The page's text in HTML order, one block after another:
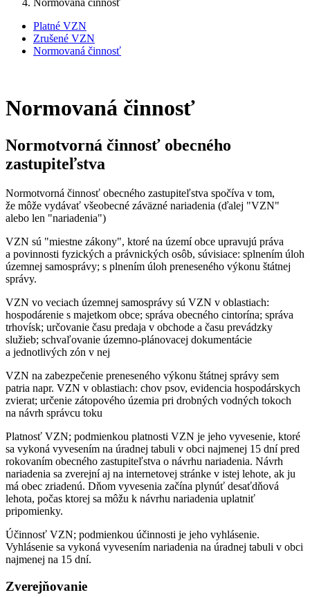
Normovaná činnosť
Platné VZN
Zrušené VZN
Normovaná činnosť
Normovaná činnosť
Normotvorná činnosť obecného
zastupiteľstva
Normotvorná činnosť obecného zastupiteľstva spočíva v tom,
že môže vydávať všeobecné záväzné nariadenia (ďalej "VZN"
alebo len "nariadenia")
VZN sú "miestne zákony", ktoré na území obce upravujú práva
a povinnosti fyzických a právnických osôb, súvisiace: splnením úloh
územnej samosprávy; s plnením úloh preneseného výkonu štátnej
správy.
VZN vo veciach územnej samosprávy sú VZN v oblastiach:
hospodárenie s majetkom obce; správa obecného cintorína; správa
trhovísk; určovanie času predaja v obchode a času prevádzky
služieb; schvaľovanie územno-plánovacej dokumentácie
a jednotlivých zón v nej
VZN na zabezpečenie preneseného výkonu štátnej správy sem
patria napr. VZN v oblastiach: chov psov, evidencia hospodárskych
zvierat; určenie zátopového územia pri drobných vodných tokoch
na návrh správcu toku
Platnosť VZN; podmienkou platnosti VZN je jeho vyvesenie, ktoré
sa vykoná vyvesením na úradnej tabuli v obci najmenej 15 dní pred
rokovaním obecného zastupiteľstva o návrhu nariadenia. Návrh
nariadenia sa zverejní aj na internetovej stránke v istej lehote, ak ju
má obec zriadenú. Dňom vyvesenia začína plynúť desaťdňová
lehota, počas ktorej sa môžu k návrhu nariadenia uplatniť
pripomienky.
Účinnosť VZN; podmienkou účinnosti je jeho vyhlásenie.
Vyhlásenie sa vykoná vyvesením nariadenia na úradnej tabuli v obci
najmenej na 15 dní.
Zverejňovanie